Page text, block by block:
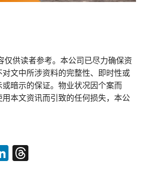
仅供读者参考。本公司已尽力确保资
文中所涉资料的完整性、即时性或
暗示的保证。物业状况因个案而
本文资讯而引致的任何损失，本公
LinkedIn